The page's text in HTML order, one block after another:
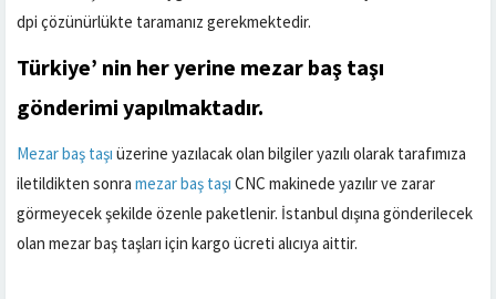
dpi çözünürlükte taramanız gerekmektedir.
Türkiye’ nin her yerine mezar baş taşı
gönderimi yapılmaktadır.
Mezar baş taşı üzerine yazılacak olan bilgiler yazılı olarak tarafımıza
iletildikten sonra mezar baş taşı CNC makinede yazılır ve zarar
görmeyecek şekilde özenle paketlenir. İstanbul dışına gönderilecek
olan mezar baş taşları için kargo ücreti alıcıya aittir.